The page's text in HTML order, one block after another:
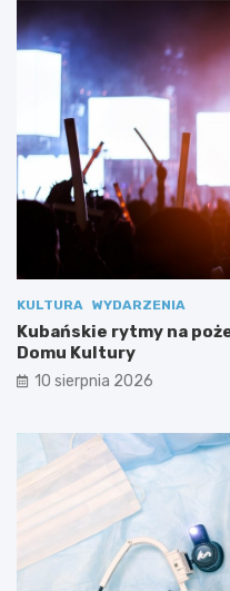
2
3
KULTURA WYDARZENIA
Kubańskie rytmy na
Domu Kultury
10 sierpnia 2026